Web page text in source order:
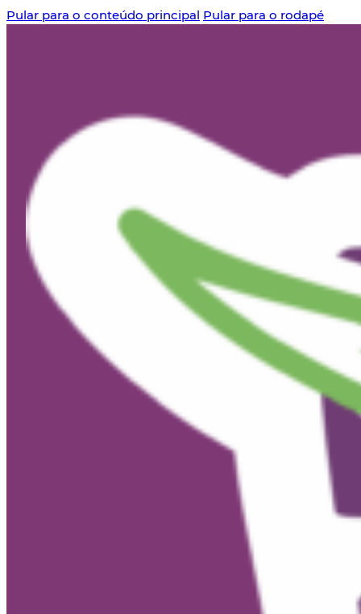
Pular para o conteúdo principal Pular para o rodapé